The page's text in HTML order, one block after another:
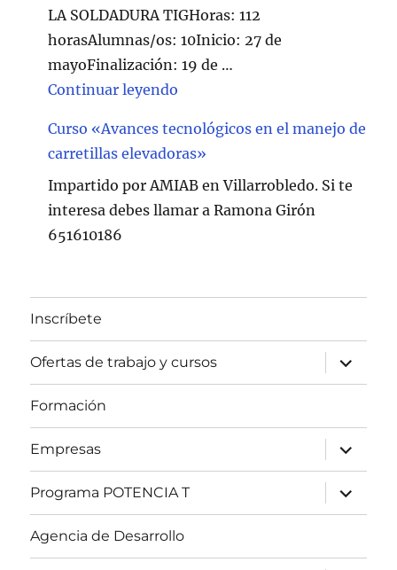
LA SOLDADURA TIGHoras: 112
horasAlumnas/os: 10Inicio: 27 de
mayoFinalización: 19 de …
Continuar leyendo
Curso «Avances tecnológicos en el manejo de
carretillas elevadoras»
Impartido por AMIAB en Villarrobledo. Si te
interesa debes llamar a Ramona Girón
651610186
Inscríbete
Ofertas de trabajo y cursos
expande
el
menú
Formación
Empresas
expande
el
menú
inferior
Programa POTENCIA T
expande
el
menú
Agencia de Desarrollo